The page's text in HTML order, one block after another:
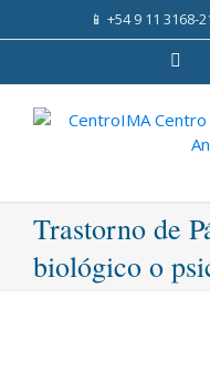
to
📱 +54 9 11 3168-
Trastorno de
biológico o